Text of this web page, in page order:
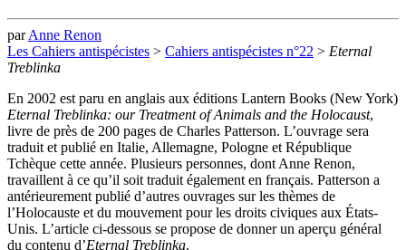
parAnne Renon
Les Cahiers antispécistes > Cahiers antispécistes n°22 > Eternal
Treblinka
En 2002 est paru en anglais aux éditions Lantern Books (New York)
Eternal Treblinka: our Treatment of Animals and the Holocaust,
livre de près de 200 pages de Charles Patterson. L’ouvrage sera
traduit et publié en Italie, Allemagne, Pologne et République
Tchèque cette année. Plusieurs personnes, dont Anne Renon,
travaillent à ce qu’il soit traduit également en français. Patterson a
antérieurement publié d’autres ouvrages sur les thèmes de
l’Holocauste et du mouvement pour les droits civiques aux États-
Unis. L’article ci-dessous se propose de donner un aperçu général
du contenu d’Eternal Treblinka.